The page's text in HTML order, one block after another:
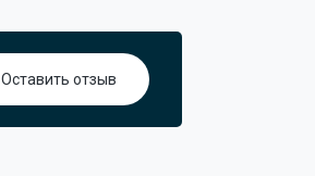
Оставить отзыв